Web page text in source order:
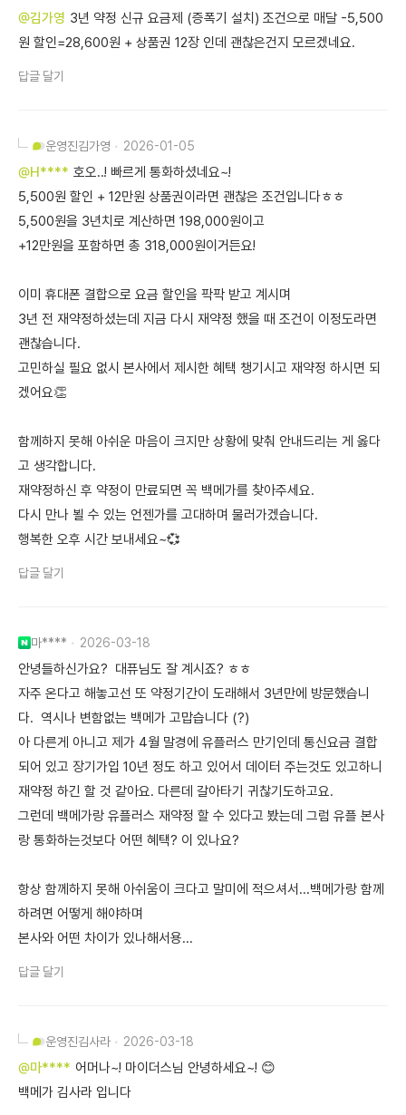
@김가영 3년 약정 신규 요금제 (증폭기 설치) 조건으로 매달 -5,500
원 할인=28,600원 + 상품권 12장 인데 괜찮은건지 모르겠네요.
답글 달기
운영진김가영 2026-01-05
@H**** 호오..! 빠르게 통화하셨네요~!
5,500원 할인 + 12만원 상품권이라면 괜찮은 조건입니다ㅎㅎ
5,500원을 3년치로 계산하면 198,000원이고
+12만원을 포함하면 총 318,000원이거든요!
이미 휴대폰 결합으로 요금 할인을 팍팍 받고 계시며
3년 전 재약정하셨는데 지금 다시 재약정 했을 때 조건이 이정도라면
괜찮습니다.
고민하실 필요 없시 본사에서 제시한 혜택 챙기시고 재약정 하시면 되
겠어요👏
함께하지 못해 아쉬운 마음이 크지만 상황에 맞춰 안내드리는 게 옳다
고 생각합니다.
재약정하신 후 약정이 만료되면 꼭 백메가를 찾아주세요.
다시 만나 뵐 수 있는 언젠가를 고대하며 물러가겠습니다.
행복한 오후 시간 보내세요~💞
답글 달기
마**** 2026-03-18
안녕들하신가요? 대퓨님도 잘 계시죠? ㅎㅎ
자주 온다고 해놓고선 또 약정기간이 도래해서 3년만에 방문했습니
다. 역시나 변함없는 백메가 고맙습니다 (?)
아 다른게 아니고 제가 4월 말경에 유플러스 만기인데 통신요금 결합
되어 있고 장기가입 10년 정도 하고 있어서 데이터 주는것도 있고하니
재약정 하긴 할 것 같아요. 다른데 갈아타기 귀찮기도하고요.
그런데 백메가랑 유플러스 재약정 할 수 있다고 봤는데 그럼 유플 본사
랑 통화하는것보다 어떤 혜택? 이 있나요?
항상 함께하지 못해 아쉬움이 크다고 말미에 적으셔서...백메가랑 함께
하려면 어떻게 해야하며
본사와 어떤 차이가 있나해서용...
답글 달기
운영진김사라 2026-03-18
@마**** 어머나~! 마이더스님 안녕하세요~! 😊
백메가 김사라 입니다